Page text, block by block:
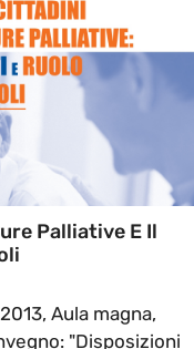
Palliative E Il
Aula magna,
"Disposizioni